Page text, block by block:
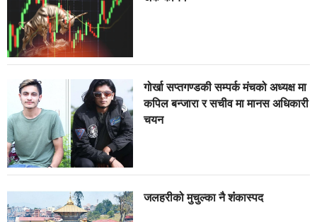
गोर्खा सप्तगण्डकी सम्पर्क मंचको अध्यक्ष मा
कपिल बन्जारा र सचीव मा मानस अधिकारी
चयन
जलहरीको मुचुल्का नै शंंकास्पद